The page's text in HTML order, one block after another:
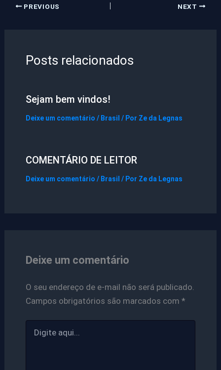
PREVIOUS NEXT
Posts relacionados
Sejam bem vindos!
Deixe um comentário / Brasil / Por Ze da Legnas
COMENTÁRIO DE LEITOR
Deixe um comentário / Brasil / Por Ze da Legnas
Deixe um comentário
O seu endereço de e-mail não será publicado.
Campos obrigatórios são marcados com *
aqui...